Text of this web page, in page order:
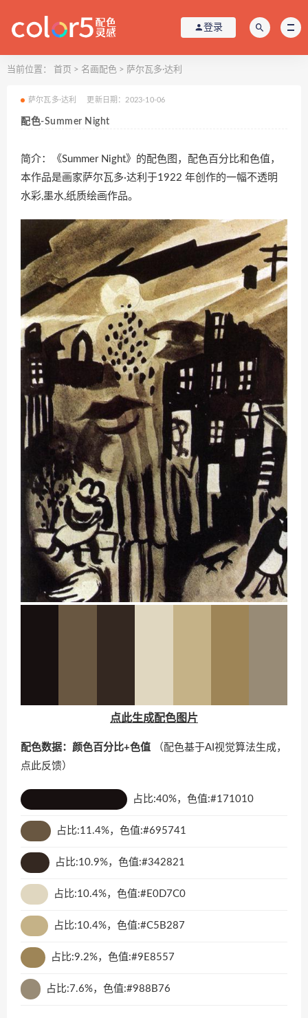
登录
当前位置： 首页 > 名画配色 > 萨尔瓦多·达利
萨尔瓦多·达利 更新日期：2023-10-06
配色-Summer Night
简介：《Summer Night》的配色图，配色百分比和色值，
本作品是画家萨尔瓦多·达利于1922 年创作的一幅不透明
水彩,墨水,纸质绘画作品。
点此生成配色图片
配色数据：颜色百分比+色值 （配色基于AI视觉算法生成，
点此反馈）
占比:40%，色值:#171010
占比:11.4%，色值:#695741
占比:10.9%，色值:#342821
占比:10.4%，色值:#E0D7C0
占比:10.4%，色值:#C5B287
占比:9.2%，色值:#9E8557
占比:7.6%，色值:#988B76